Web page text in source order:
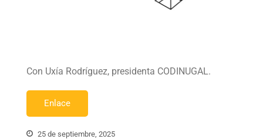
Con Uxía Rodríguez, presidenta CODINUGAL.
Enlace
25 de septiembre, 2025